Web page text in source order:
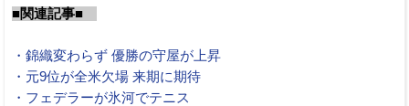
■関連記事■
・錦織変わらず 優勝の守屋が上昇
・元9位が全米欠場 来期に期待
・フェデラーが氷河でテニス